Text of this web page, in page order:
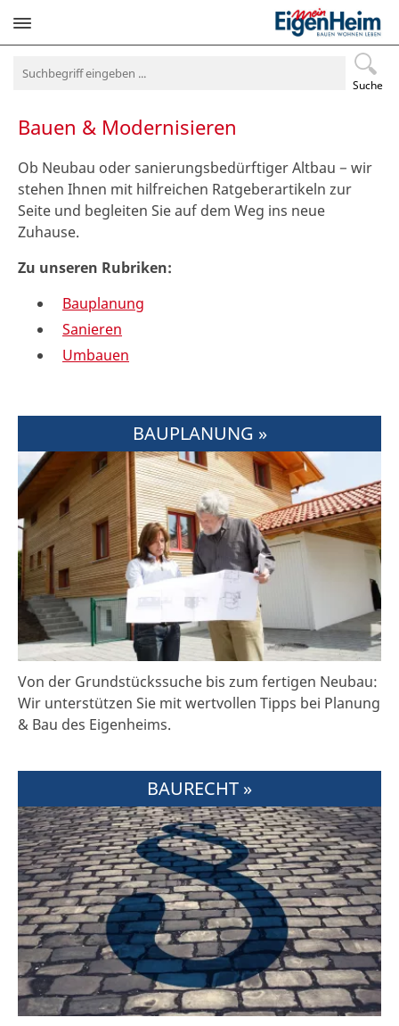
Suche
Navigation
Bauen & Modernisieren
Ob Neubau oder sanierungsbedürftiger Altbau − wir
stehen Ihnen mit hilfreichen Ratgeberartikeln zur
Seite und begleiten Sie auf dem Weg ins neue
Zuhause.
Zu unseren Rubriken:
Bauplanung
Sanieren
Umbauen
BAUPLANUNG »
Von der Grundstückssuche bis zum fertigen Neubau:
Wir unterstützen Sie mit wertvollen Tipps bei Planung
& Bau des Eigenheims.
BAURECHT »